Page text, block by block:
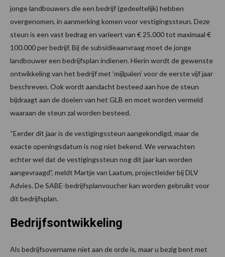
jonge landbouwers die een bedrijf (gedeeltelijk) hebben
overgenomen, in aanmerking komen voor vestigingssteun. Deze
steun is een vast bedrag en varieert van € 25.000 tot maximaal €
100.000 per bedrijf. Bij de subsidieaanvraag moet de jonge
landbouwer een bedrijfsplan indienen. Hierin wordt de gewenste
ontwikkeling van het bedrijf met ‘mijlpalen’ voor de eerste vijf jaar
beschreven. Ook wordt aandacht besteed aan hoe de steun
bijdraagt aan de doelen van het GLB en moet worden vermeld
waaraan de steun zal worden besteed.
“Eerder dit jaar is de vestigingssteun aangekondigd, maar de
exacte openingsdatum is nog niet bekend. We verwachten
echter wel dat de vestigingssteun nog dit jaar kan worden
aangevraagd”, meldt Martje van Laatum, projectleider bij DLV
Advies. De SABE-bedrijfsplanvoucher kan worden gebruikt voor
dit bedrijfsplan.
Bedrijfsontwikkeling
Als bedrijfsovername niet aan de orde is, maar u bezig bent met